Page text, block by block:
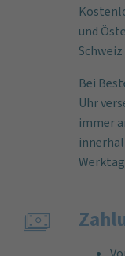
und
Bei
Uhr
immer